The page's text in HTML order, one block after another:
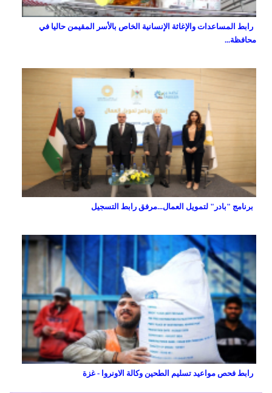
رابط المساعدات والإغاثة الإنسانية الخاص بالأسر المقيمن حاليا في
محافظة...
برنامج "بادر" لتمويل العمال...مرفق رابط التسجيل
رابط فحص مواعيد تسليم الطحين وكالة الاونروا - غزة